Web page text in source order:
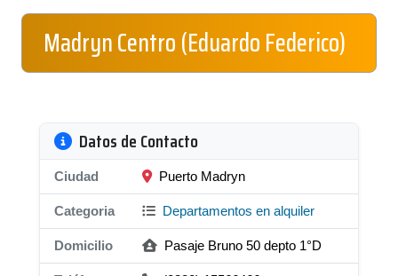
Madryn Centro (Eduardo Federico)
Datos de Contacto
Ciudad Puerto Madryn
Categoria Departamentos en alquiler
Domicilio Pasaje Bruno 50 depto 1°D